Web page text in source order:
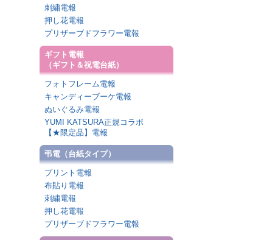
刺繍電報
押し花電報
プリザーブドフラワー電報
ギフト電報
（ギフト＆祝電台紙）
フォトフレーム電報
キャンディーブーケ電報
ぬいぐるみ電報
YUMI KATSURA正規コラボ
【★限定品】電報
弔電（台紙タイプ）
プリント電報
布貼り電報
刺繍電報
押し花電報
プリザーブドフラワー電報